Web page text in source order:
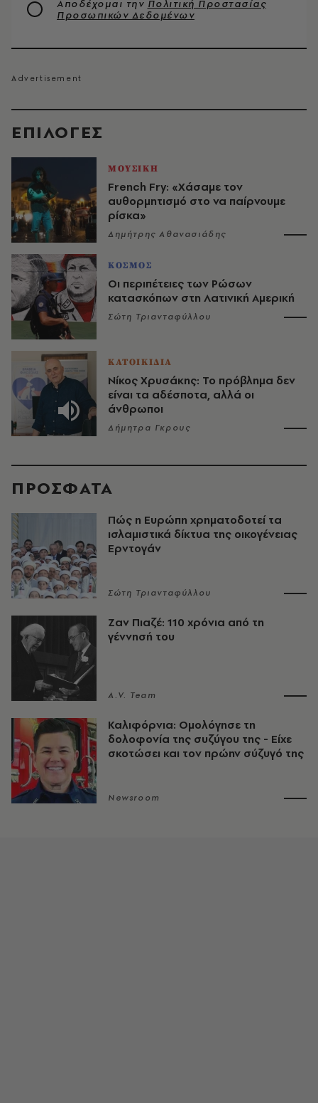
EΠΙΛΟΓΈΣ
ΜΟΥΣΙΚΗ
French Fry: «Χάσαμε τον
αυθορμητισμό στο να παίρνουμε
ρίσκα»
Δημήτρης Αθανασιάδης
ΚΟΣΜΟΣ
Οι περιπέτειες των Ρώσων
κατασκόπων στη Λατινική Αμερική
Σώτη Τριανταφύλλου
ΚΑΤΟΙΚΙΔΙΑ
Νίκος Χρυσάκης: Το πρόβλημα δεν
είναι τα αδέσποτα, αλλά οι
άνθρωποι
Δήμητρα Γκρους
Αποδέχομαι την Πολιτική Προστασίας
Προσωπικών Δεδομένων
ΠΡΟΣΦΑΤΑ
Πώς η Ευρώπη χρηματοδοτεί τα
ισλαμιστικά δίκτυα της οικογένειας
Ερντογάν
Σώτη Τριανταφύλλου
Ζαν Πιαζέ: 110 χρόνια από τη
γέννησή του
A.V. Team
Καλιφόρνια: Ομολόγησε τη
δολοφονία της συζύγου της - Είχε
σκοτώσει και τον πρώην σύζυγό της
Newsroom